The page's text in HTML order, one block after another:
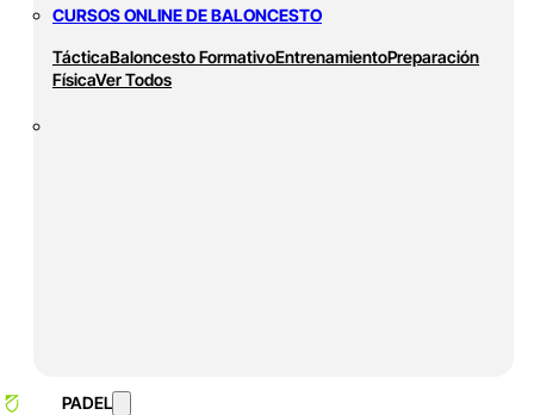
CURSOS ONLINE DE BALONCESTO
TácticaBaloncesto FormativoEntrenamientoPreparación
FísicaVer Todos
PADEL